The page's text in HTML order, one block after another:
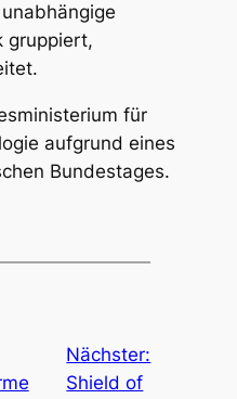
gruppiert,
für
aufgrund eines
Bundestages.
Nächster:
Shield of